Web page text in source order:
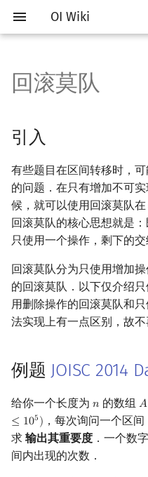
OI Wiki
入
以
始
搜
索
Getting Started
关于本项目
如何参与
OI Wiki 不是什么
格式手册
数学符号表
F.A.Q.
致谢
比赛相关简介
赛事
题型
学习路线
学习资源
技巧
出题
工具软件简介
代码编辑工具
评测工具
命令行
命令行编译与调试
编译器
WSL (Windows 10)
Testlib
Polygon
OJ 工具
语言基础简介
C++ 基础
C++ 标准库
C++ 进阶
C++ 与其他常用语言的区别
Pascal 转 C++ 急救
Python 速成
Java 进阶
算法基础简介
复杂度
枚举
模拟
递归 & 分治
贪心
排序
二分
倍增
构造
搜索部分简介
DFS（搜索）
BFS（搜索）
双向搜索
启发式搜索
A*
迭代加深搜索
回溯法
Dancing Links
Alpha–Beta 剪枝
动态规划部分简介
动态规划基础
记忆化搜索
背包 DP
区间 DP
DAG 上的 DP
树形 DP
数位 DP
插头 DP
计数 DP
字符串部分简介
字符串基础
标准库
字符串匹配
字符串哈希
字典树 (Trie)
前缀函数与 KMP 算法
Z 函数（扩展 KMP）
AC 自动机
后缀数组 (SA)
数学部分简介
布尔代数
数字系统
位操作
二进制集合操作
高精度计算
快速幂
弧度制与坐标系
复数
数论
数据结构部分简介
栈
队列
链表
哈希表
并查集
堆
单调栈
单调队列
ST 表
图论部分简介
图论相关概念
图的存储
DFS（图论）
BFS（图论）
树上问题
有向无环图
最短路问题
生成树问题
斯坦纳树
计算几何部分简介
二维计算几何基础
三维计算几何基础
距离
Pick 定理
三角剖分
凸包
旋转卡壳
半平面交
平面最近点对
引入
例题 JOISC 2014 Day1 历史研
究
过程
复杂度证明
实现
参考资料
随机函数
随机化技巧
爬山算法
模拟退火
RMQ
并查集应用
括号序列
线段树与离线询问
回滚莫队
引入
有些题目在区间转移时，
的问题．在只有增加不可
候，就可以使用回滚莫队在
回滚莫队的核心思想就是
只使用一个操作，剩下的交
回滚莫队分为只使用增加
的回滚莫队．以下仅介绍
用删除操作的回滚莫队和
法实现上有一点区别，故不
例题 JOISC 2014
给你一个长度为 𝑛
n 的数组 𝐴
A
≤ 105) ，每次询问一个区间
求 输出其重要度 ．一个数字
间内出现的次数．